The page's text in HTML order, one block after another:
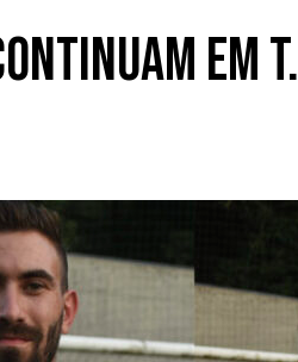
em T.